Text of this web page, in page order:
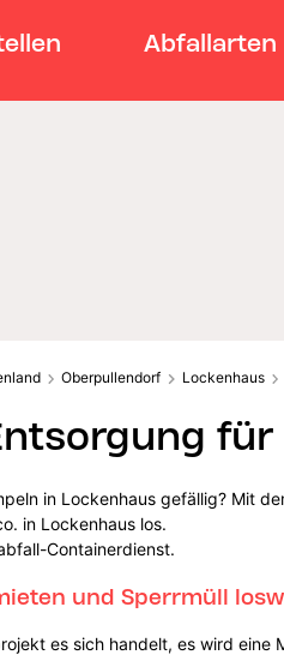
Abfallarten
Oberpullendorf Lockenhaus
für
in Lockenhaus gefällig? Mit
in Lockenhaus los.
Containerdienst.
und Sperrmüll
es sich handelt, es wird